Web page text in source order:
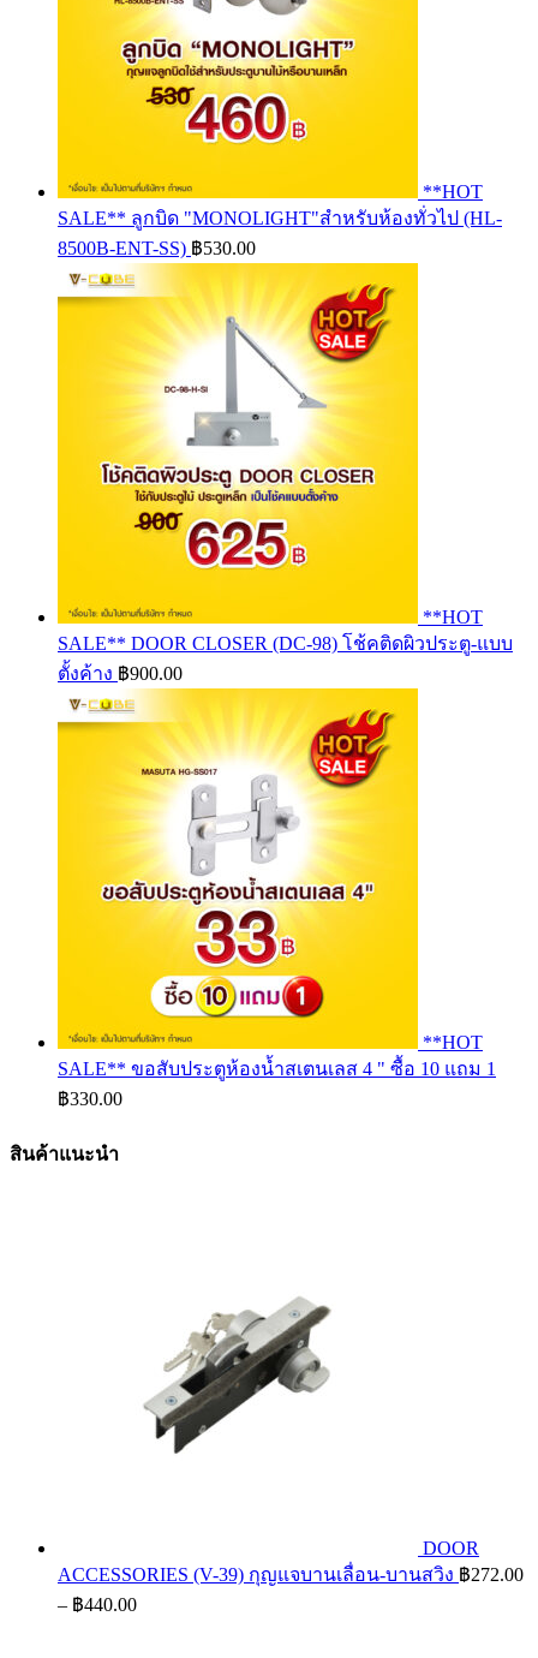
**HOT
SALE** ลูกบิด "MONOLIGHT"สำหรับห้องทั่วไป (HL-
8500B-ENT-SS) ฿530.00
**HOT
SALE** DOOR CLOSER (DC-98) โช้คติดผิวประตู-แบบ
ตั้งค้าง ฿900.00
**HOT
SALE** ขอสับประตูห้องน้ำสเตนเลส 4 " ซื้อ 10 แถม 1
฿330.00
สินค้าแนะนำ
DOOR
ACCESSORIES (V-39) กุญแจบานเลื่อน-บานสวิง ฿272.00
– ฿440.00Price